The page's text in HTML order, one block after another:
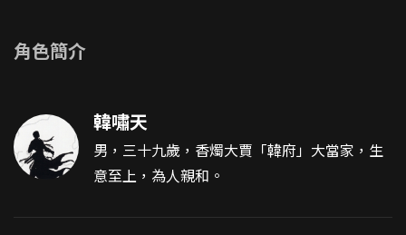
角色簡介
韓嘯天
男，三十九歲，香燭大賈「韓府」大當家，生
意至上，為人親和。